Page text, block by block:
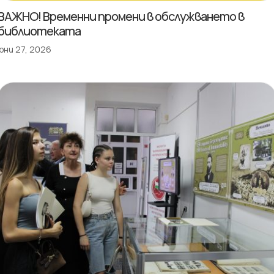
Временни промени в обслужването в
27, 2026